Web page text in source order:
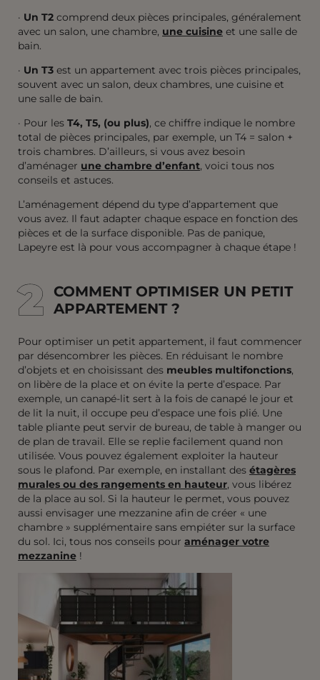
· Un T2 comprend deux pièces principales, généralement
avec un salon, une chambre, une cuisine et une salle de
bain.
· Un T3 est un appartement avec trois pièces principales,
souvent avec un salon, deux chambres, une cuisine et
une salle de bain.
· Pour les T4, T5, (ou plus), ce chiffre indique le nombre
total de pièces principales, par exemple, un T4 = salon +
trois chambres. D’ailleurs, si vous avez besoin
d’aménager une chambre d’enfant, voici tous nos
conseils et astuces.
L’aménagement dépend du type d’appartement que
vous avez. Il faut adapter chaque espace en fonction des
pièces et de la surface disponible. Pas de panique,
Lapeyre est là pour vous accompagner à chaque étape !
2
2
COMMENT OPTIMISER UN PETIT
APPARTEMENT ?
Pour optimiser un petit appartement, il faut commencer
par désencombrer les pièces. En réduisant le nombre
d’objets et en choisissant des meubles multifonctions,
on libère de la place et on évite la perte d’espace. Par
exemple, un canapé-lit sert à la fois de canapé le jour et
de lit la nuit, il occupe peu d’espace une fois plié. Une
table pliante peut servir de bureau, de table à manger ou
de plan de travail. Elle se replie facilement quand non
utilisée. Vous pouvez également exploiter la hauteur
sous le plafond. Par exemple, en installant des étagères
murales ou des rangements en hauteur, vous libérez
de la place au sol. Si la hauteur le permet, vous pouvez
aussi envisager une mezzanine afin de créer « une
chambre » supplémentaire sans empiéter sur la surface
du sol. Ici, tous nos conseils pour aménager votre
mezzanine !